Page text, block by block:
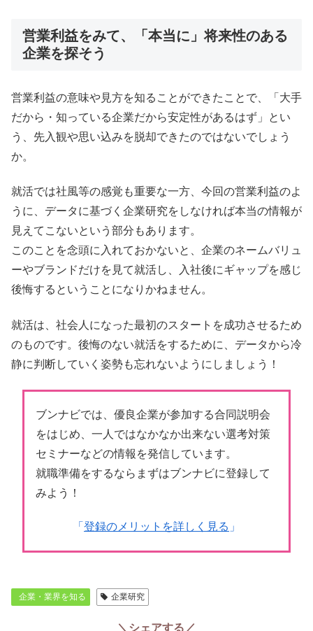
営業利益をみて、「本当に」将来性のある
企業を探そう
営業利益の意味や見方を知ることができたことで、「大手
だから・知っている企業だから安定性があるはず」とい
う、先入観や思い込みを脱却できたのではないでしょう
か。
就活では社風等の感覚も重要な一方、今回の営業利益のよ
うに、データに基づく企業研究をしなければ本当の情報が
見えてこないという部分もあります。
このことを念頭に入れておかないと、企業のネームバリュ
ーやブランドだけを見て就活し、入社後にギャップを感じ
後悔するということになりかねません。
就活は、社会人になった最初のスタートを成功させるため
のものです。後悔のない就活をするために、データから冷
静に判断していく姿勢も忘れないようにしましょう！
ブンナビでは、優良企業が参加する合同説明会
をはじめ、一人ではなかなか出来ない選考対策
セミナーなどの情報を発信しています。
就職準備をするならまずはブンナビに登録して
みよう！
「 登録のメリットを詳しく見る 」
企業・業界を知る 企業研究
＼シェアする／